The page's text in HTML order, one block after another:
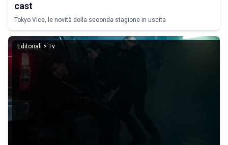
cast
Tokyo Vice, le novità della seconda stagione in uscita
Editoriali > Tv